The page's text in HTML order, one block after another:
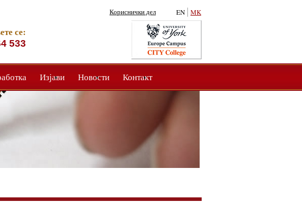
се:
533
Кориснички дел MK
EN
Изјави Новости Контакт